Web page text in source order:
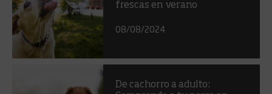
frescas en verano
08/08/2024
De cachorro a adulto: